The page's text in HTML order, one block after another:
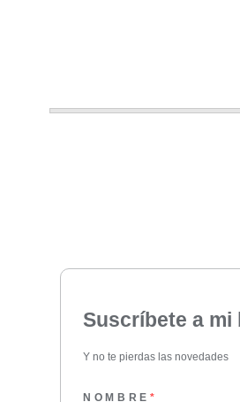
Suscríbete a mi
Y no te pierdas las novedades
NOMBRE